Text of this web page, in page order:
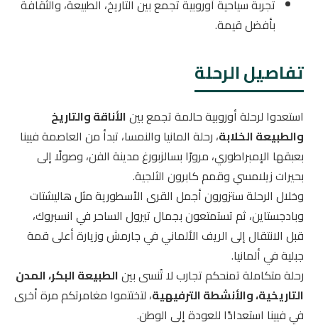
تجربة سياحية أوروبية تجمع بين التاريخ، الطبيعة، والثقافة
بأفضل قيمة.
تفاصيل الرحلة
استعدوا لرحلة أوروبية حالمة تجمع بينالأناقة والتاريخ
والطبيعة الخلابة، رحلة المانيا والنمسا، تبدأ من العاصمة فيينا
بعبقها الإمبراطوري، مرورًا بسالزبورغ مدينة الفن، وصولًا إلى
بحيرات زيلامسي وقمم كابرون الثلجية.
وخلال الرحلة ستزورون أجمل القرى الأسطورية مثل هاليشتات
وبادجستاين، ثم تستمتعون بجمال تيرول الساحر في انسبروك،
قبل الانتقال إلى الريف الألماني في جارمش وزيارة أعلى قمة
جبلية في ألمانيا.
رحلة متكاملة تمنحكم تجارب لا تُنسى بينالطبيعة البكر، المدن
التاريخية، والأنشطة الترفيهية، لتختتموا مغامرتكم مرة أخرى
في فيينا استعدادًا للعودة إلى الوطن.